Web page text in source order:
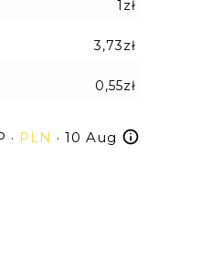
1zł
3,73zł
0,55zł
· PLN · 10 Aug